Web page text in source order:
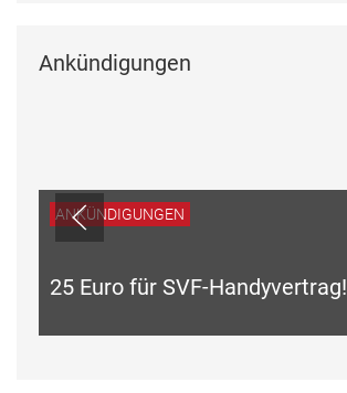
Ankündigungen
ANKÜNDIGUNGEN
25 Euro für SVF-Handyvertrag!